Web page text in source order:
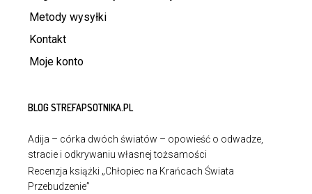
Metody wysyłki
Kontakt
Moje konto
BLOG STREFAPSOTNIKA.PL
Adija – córka dwóch światów – opowieść o odwadze,
stracie i odkrywaniu własnej tożsamości
Recenzja książki „Chłopiec na Krańcach Świata
Przebudzenie”